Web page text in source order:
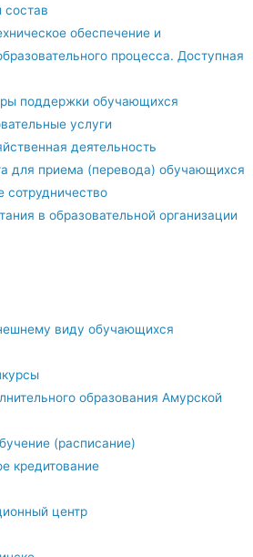
состав
обеспечение и
процесса. Доступная
поддержки обучающихся
услуги
деятельность
для приема (перевода) обучающихся
в образовательной организации
виду обучающихся
образования Амурской
(расписание)
кредитование
центр